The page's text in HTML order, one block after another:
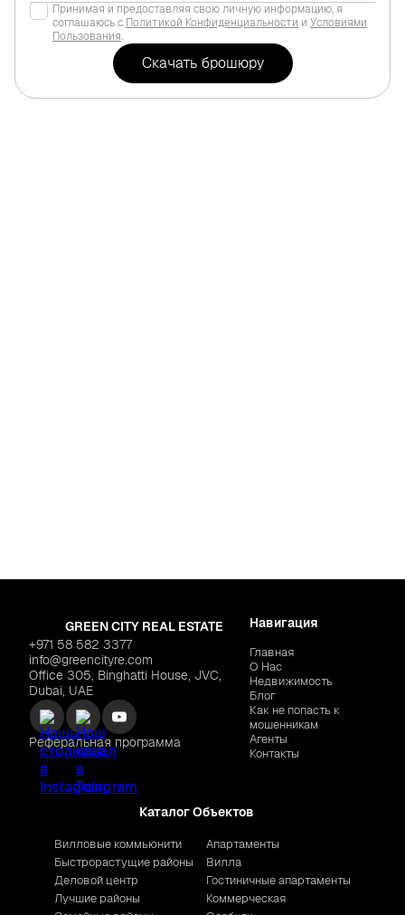
Принимая и предоставляя свою личную информацию, я
соглашаюсь с Политикой Конфиденциальности и Условиями
Пользования.
GREEN CITY REAL ESTATE
+971 58 582 3377
info@greencityre.com
Office 305, Binghatti House, JVC,
Dubai, UAE
Реферальная программа
Навигация
Главная
О Нас
Недвижимость
Блог
Как не попасть к
мошенникам
Агенты
Контакты
Каталог Объектов
Вилловые коммьюнити
Быстрорастущие районы
Деловой центр
Лучшие районы
Апартаменты
Вилла
Гостиничные апартаменты
Коммерческая